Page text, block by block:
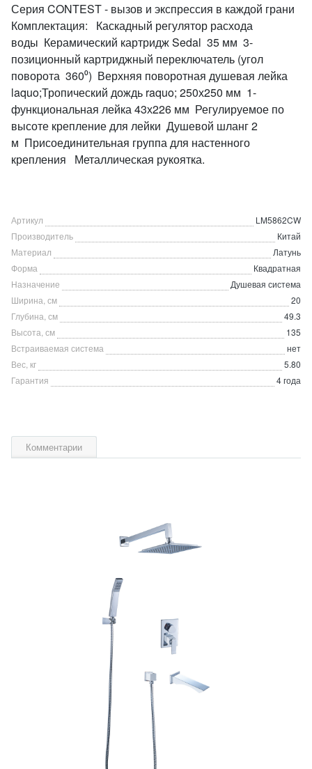
Серия CONTEST - вызов и экспрессия в каждой грани
Комплектация: Каскадный регулятор расхода
воды Керамический картридж Sedal 35 мм 3-
позиционный картриджный переключатель (угол
поворота 360⁰) Верхняя поворотная душевая лейка
laquo;Тропический дождь raquo; 250х250 мм 1-
функциональная лейка 43х226 мм Регулируемое по
высоте крепление для лейки Душевой шланг 2
м Присоединительная группа для настенного
крепления Металлическая рукоятка.
Артикул
LM5862CW
Производитель
Китай
Материал
Латунь
Форма
Квадратная
Назначение
Душевая система
Ширина, см
20
Глубина, см
49.3
Высота, см
135
Встраиваемая система
нет
Вес, кг
5.80
Гарантия
4 года
Комментарии